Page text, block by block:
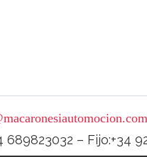
689823032 – Fijo:+34